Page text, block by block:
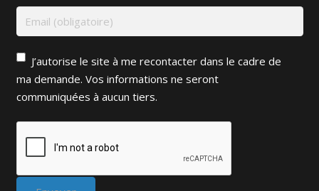
J’autorise le site à me recontacter dans le cadre de
ma demande. Vos informations ne seront
communiquées à aucun tiers.